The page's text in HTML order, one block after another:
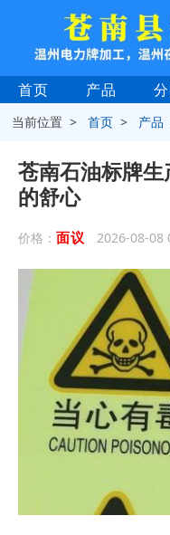
首页 产品
当前位置 >首页 > 产品
苍南石油标牌
的舒心
价格： 面议 2026-08-08